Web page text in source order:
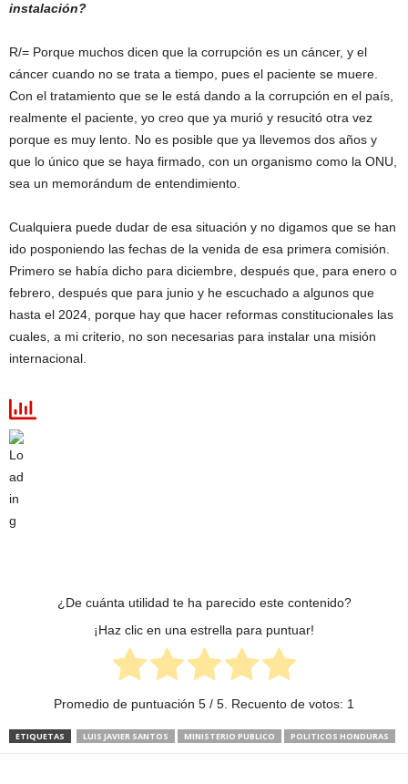
instalación?
R/= Porque muchos dicen que la corrupción es un cáncer, y el
cáncer cuando no se trata a tiempo, pues el paciente se muere.
Con el tratamiento que se le está dando a la corrupción en el país,
realmente el paciente, yo creo que ya murió y resucitó otra vez
porque es muy lento. No es posible que ya llevemos dos años y
que lo único que se haya firmado, con un organismo como la ONU,
sea un memorándum de entendimiento.
Cualquiera puede dudar de esa situación y no digamos que se han
ido posponiendo las fechas de la venida de esa primera comisión.
Primero se había dicho para diciembre, después que, para enero o
febrero, después que para junio y he escuchado a algunos que
hasta el 2024, porque hay que hacer reformas constitucionales las
cuales, a mi criterio, no son necesarias para instalar una misión
internacional.
¿De cuánta utilidad te ha parecido este contenido?
¡Haz clic en una estrella para puntuar!
Promedio de puntuación 5 / 5. Recuento de votos: 1
ETIQUETAS LUIS JAVIER SANTOS MINISTERIO PUBLICO POLITICOS HONDURAS